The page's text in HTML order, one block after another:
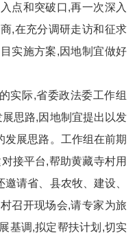
点和突破口,再一次深入
,在充分调研走访和征求
实施方案,因地制宜做好
际,省委政法委工作组
思路,因地制宜提出以发
发展思路。工作组在前期
接平台,帮助黄藏寺村用
请省、县农牧、建设、
召开现场会,请专家为旅
基调,拟定帮扶计划,切实